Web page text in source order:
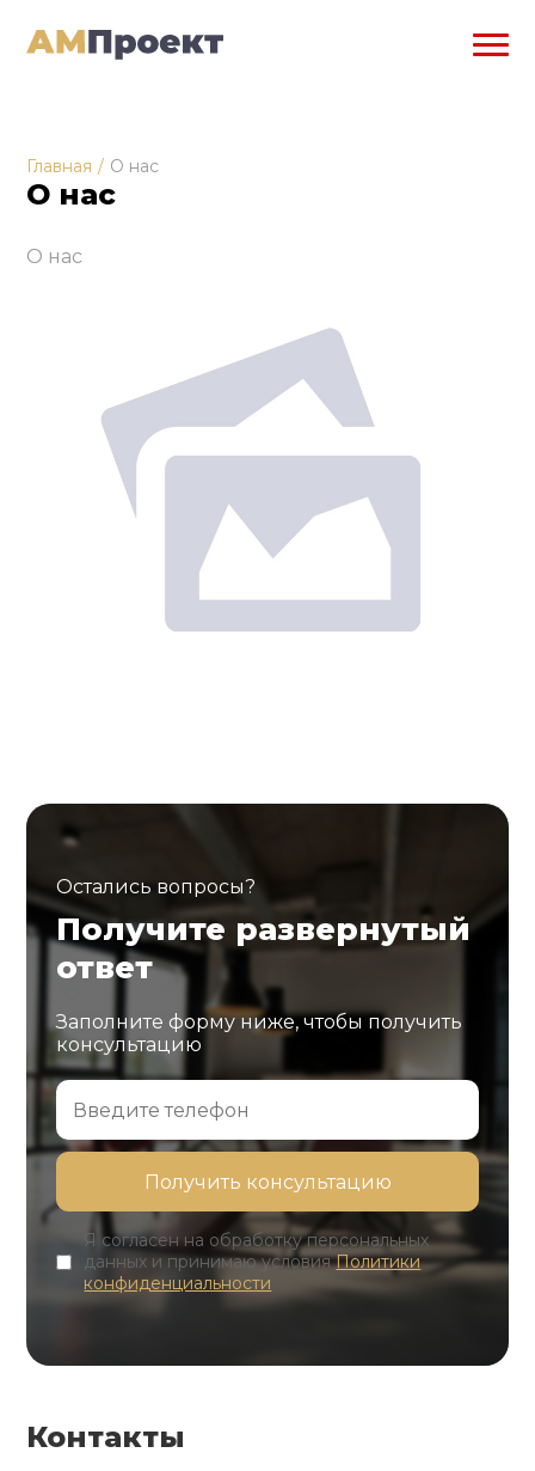
Главная / О нас
О нас
О нас
Остались вопросы?
Получите развернутый
ответ
Заполните форму ниже, чтобы получить
консультацию
Я согласен на обработку персональных
данных и принимаю условияПолитики
конфиденциальности
Контакты